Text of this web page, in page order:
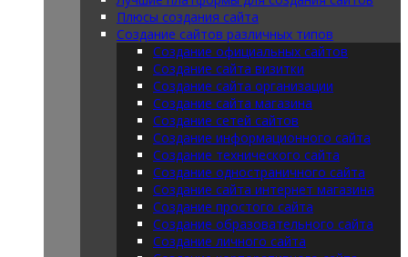
Плюсы создания сайта
Создание сайтов различных типов
Создание официальных сайтов
Создание сайта визитки
Создание сайта организации
Создание сайта магазина
Создание сетей сайтов
Создание информационного сайта
Создание технического сайта
Создание одностраничного сайта
Создание сайта интернет магазина
Создание простого сайта
Создание образовательного сайта
Создание личного сайта